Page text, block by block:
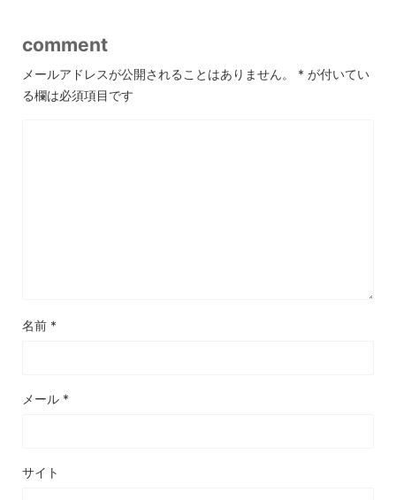
comment
メールアドレスが公開されることはありません。 * が付いてい
る欄は必須項目です
名前 *
メール *
サイト